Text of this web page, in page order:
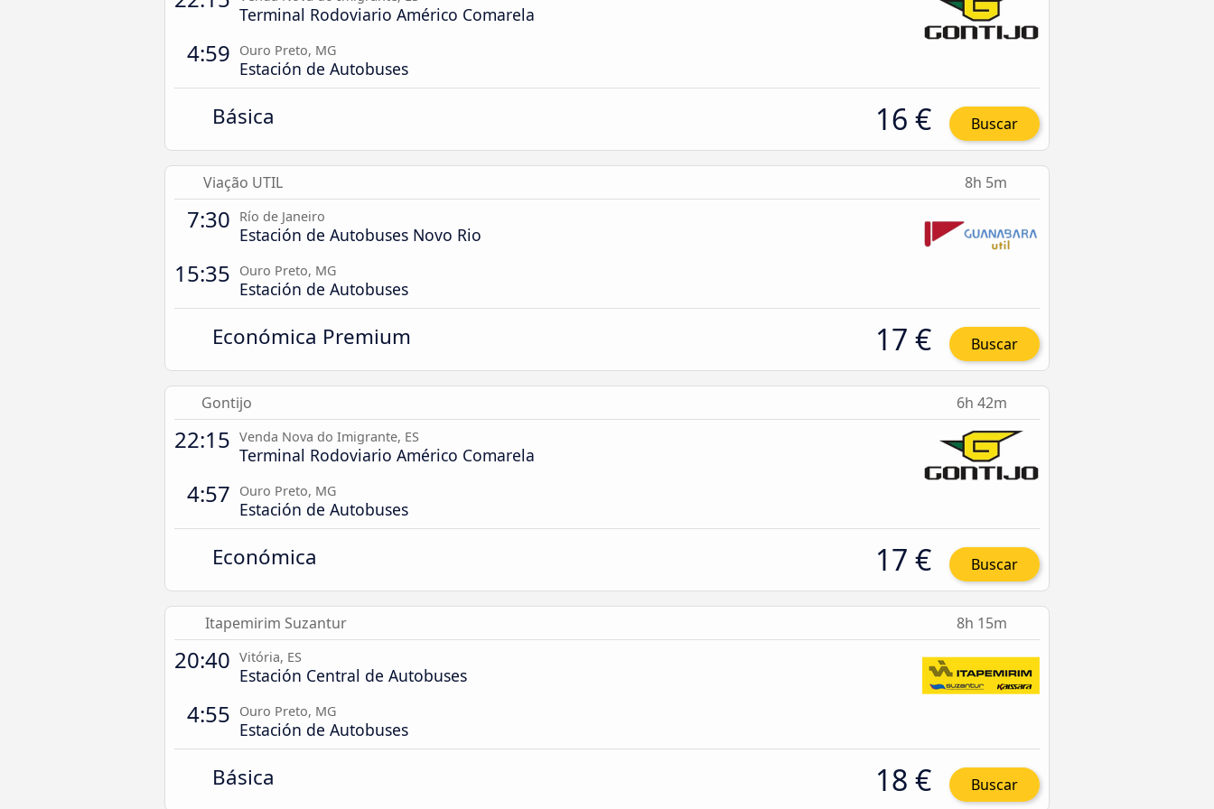
Terminal Rodoviario Américo Comarela
4:59 Ouro Preto, MG
Estación de Autobuses
Básica 16 € Buscar
Viação UTIL 8h 5m
7:30 Río de Janeiro
Estación de Autobuses Novo Rio
15:35 Ouro Preto, MG
Estación de Autobuses
Económica Premium 17 € Buscar
Gontijo 6h 42m
22:15 Venda Nova do Imigrante, ES
Terminal Rodoviario Américo Comarela
4:57 Ouro Preto, MG
Estación de Autobuses
Económica 17 € Buscar
Itapemirim Suzantur 8h 15m
20:40 Vitória, ES
Estación Central de Autobuses
4:55 Ouro Preto, MG
Estación de Autobuses
Básica 18 € Buscar